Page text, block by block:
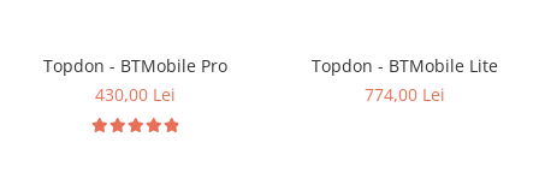
Topdon - BTMobile Pro
430,00 Lei
Topdon - BTMobile Lite
774,00 Lei